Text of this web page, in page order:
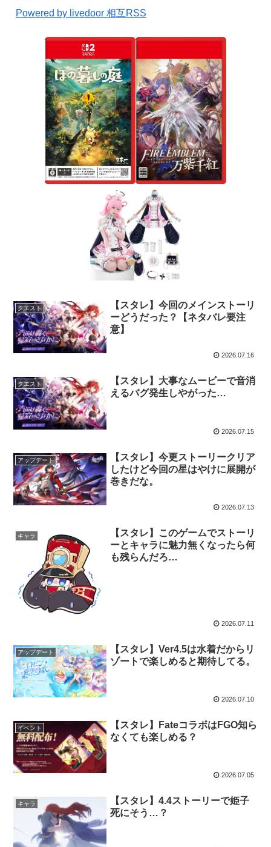
Powered by livedoor 相互RSS
クエスト
【スタレ】今回のメインストーリ
ーどうだった？【ネタバレ要注
意】
2026.07.16
クエスト
【スタレ】大事なムービーで音消
えるバグ発生しやがった…
2026.07.15
アップデート
【スタレ】今更ストーリークリア
したけど今回の星はやけに展開が
巻きだな。
2026.07.13
キャラ
【スタレ】このゲームでストーリ
ーとキャラに魅力無くなったら何
も残らんだろ…
2026.07.11
アップデート
【スタレ】Ver4.5は水着だからリ
ゾートで楽しめると期待してる。
2026.07.10
イベント
【スタレ】FateコラボはFGO知ら
なくても楽しめる？
2026.07.05
キャラ
【スタレ】4.4ストーリーで姫子
死にそう…？